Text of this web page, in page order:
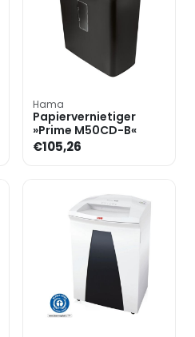
Hama
Papiervernietiger
»Prime M50CD-B«
€105,26